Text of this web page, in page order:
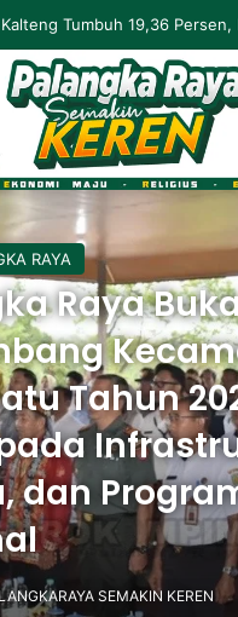
RAYA
Raya
Tahun
dan
SEMAKIN KEREN